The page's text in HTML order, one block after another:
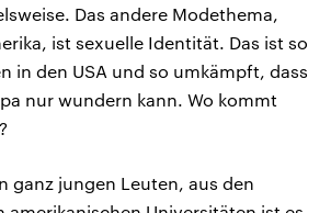
Das andere Modethema,
ist sexuelle Identität. Das ist so
in den USA und so umkämpft, dass
nur wundern kann. Wo kommt
ganz jungen Leuten, aus den